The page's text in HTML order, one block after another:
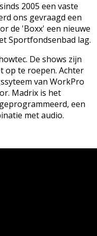
2005 een vaste
ons gevraagd een
de 'Boxx' een nieuwe
Sportfondsenbad lag.
De shows zijn
op te roepen. Achter
van WorkPro
Madrix is het
een
met audio.